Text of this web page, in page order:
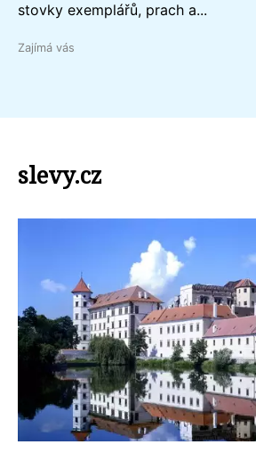
stovky exemplářů, prach a...
Zajímá vás
slevy.cz